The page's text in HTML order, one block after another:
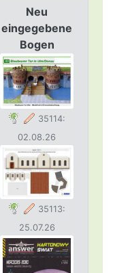
Neu
eingegebene
Bogen
35114:
02.08.26
35113:
25.07.26